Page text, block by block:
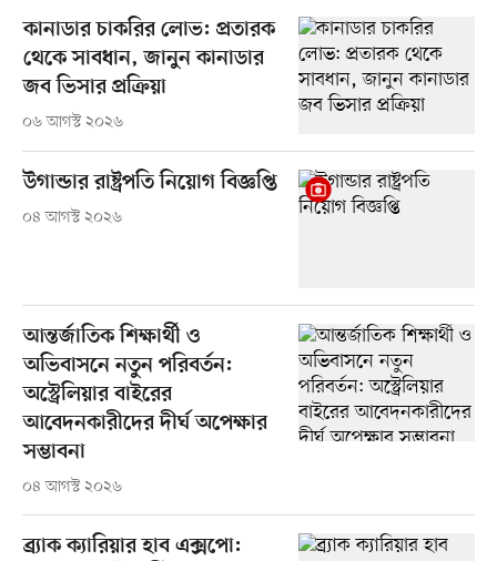
কানাডার চাকরির লোভ: প্রতারক
থেকে সাবধান, জানুন কানাডার
জব ভিসার প্রক্রিয়া
০৬ আগস্ট ২০২৬
উগান্ডার রাষ্ট্রপতি নিয়োগ বিজ্ঞপ্তি
০৪ আগস্ট ২০২৬
আন্তর্জাতিক শিক্ষার্থী ও
অভিবাসনে নতুন পরিবর্তন:
অস্ট্রেলিয়ার বাইরের
আবেদনকারীদের দীর্ঘ অপেক্ষার
সম্ভাবনা
০৪ আগস্ট ২০২৬
ব্র্যাক ক্যারিয়ার হাব এক্সপো: